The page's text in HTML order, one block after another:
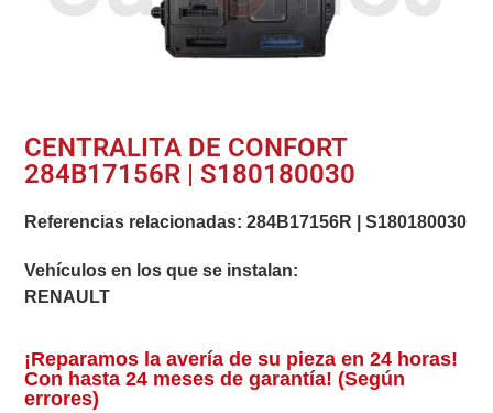
CENTRALITA DE CONFORT
284B17156R | S180180030
Referencias relacionadas:284B17156R |S180180030
Vehículos en los que se instalan:
RENAULT
¡Reparamos la avería de su pieza en 24 horas!
Con hasta 24 meses de garantía! (Según
errores)